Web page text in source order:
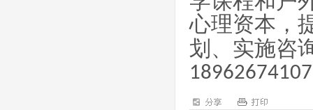
心理资本，
划、实施咨
18962674107